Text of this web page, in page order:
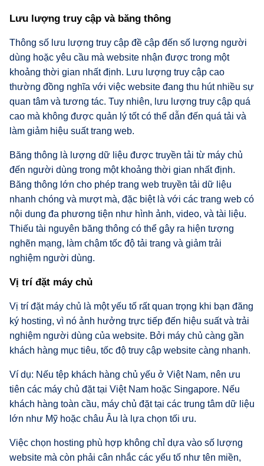
Lưu lượng truy cập và băng thông
Thông số lưu lượng truy cập đề cập đến số lượng người
dùng hoặc yêu cầu mà website nhận được trong một
khoảng thời gian nhất định. Lưu lượng truy cập cao
thường đồng nghĩa với việc website đang thu hút nhiều sự
quan tâm và tương tác. Tuy nhiên, lưu lượng truy cập quá
cao mà không được quản lý tốt có thể dẫn đến quá tải và
làm giảm hiệu suất trang web.
Băng thông là lượng dữ liệu được truyền tải từ máy chủ
đến người dùng trong một khoảng thời gian nhất định.
Băng thông lớn cho phép trang web truyền tải dữ liệu
nhanh chóng và mượt mà, đặc biệt là với các trang web có
nội dung đa phương tiện như hình ảnh, video, và tài liệu.
Thiếu tài nguyên băng thông có thể gây ra hiện tượng
nghẽn mạng, làm chậm tốc độ tải trang và giảm trải
nghiệm người dùng.
Vị trí đặt máy chủ
Vị trí đặt máy chủ là một yếu tố rất quan trọng khi bạn đăng
ký hosting, vì nó ảnh hưởng trực tiếp đến hiệu suất và trải
nghiệm người dùng của website. Bởi máy chủ càng gần
khách hàng mục tiêu, tốc độ truy cập website càng nhanh.
Ví dụ: Nếu tệp khách hàng chủ yếu ở Việt Nam, nên ưu
tiên các máy chủ đặt tại Việt Nam hoặc Singapore. Nếu
khách hàng toàn cầu, máy chủ đặt tại các trung tâm dữ liệu
lớn như Mỹ hoặc châu Âu là lựa chọn tối ưu.
Việc chọn hosting phù hợp không chỉ dựa vào số lượng
website mà còn phải cân nhắc các yếu tố như tên miền,